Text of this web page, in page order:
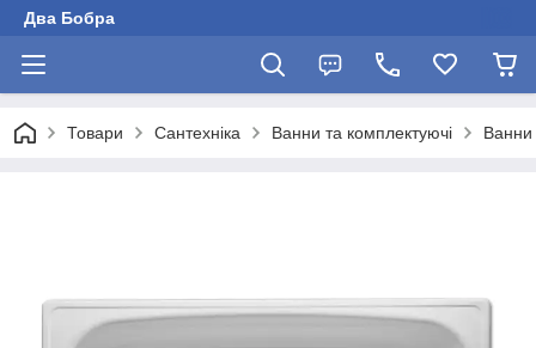
Два Бобра
Товари Сантехніка Ванни та комплектуючі Ванни